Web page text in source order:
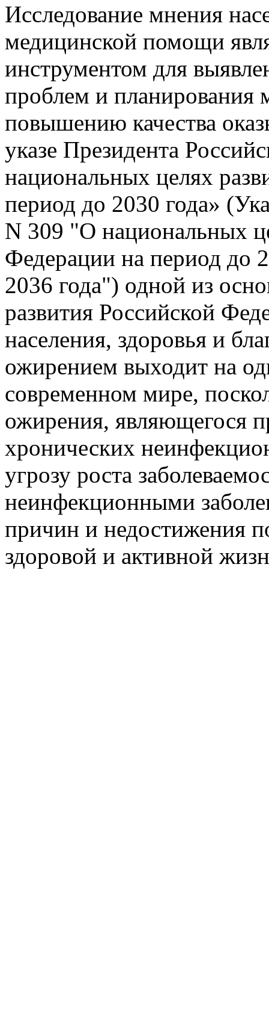
Исследование мнения
медицинской помощи
инструментом для
проблем и планирования
повышению качества
указе Президента
национальных целях
период до 2030 года»
N 309 "О национальных
Федерации на период до
2036 года") одной из
развития Российской
населения, здоровья и
ожирением выходит на
современном мире,
ожирения, являющегося
хронических
угрозу роста
неинфекционными
причин и недостижения
здоровой и активной